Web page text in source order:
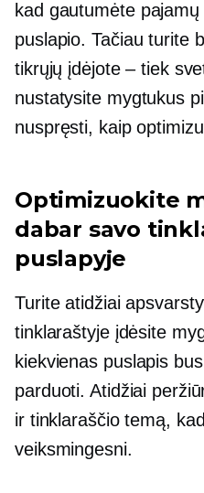
kad gautumėte
puslapio. Tačiau turite
tikrųjų įdėjote – tiek
nustatysite mygtukus
nuspręsti, kaip
Optimizuokite
dabar savo
puslapyje
Turite atidžiai
tinklaraštyje įdėsite
kiekvienas puslapis
parduoti. Atidžiai
ir tinklaraščio temą,
veiksmingesni.